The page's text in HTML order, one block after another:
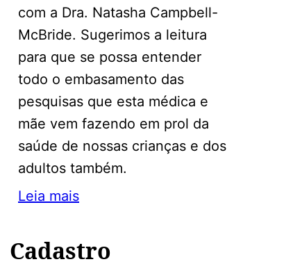
com a Dra. Natasha Campbell-
McBride. Sugerimos a leitura
para que se possa entender
todo o embasamento das
pesquisas que esta médica e
mãe vem fazendo em prol da
saúde de nossas crianças e dos
adultos também.
Leia mais
Cadastro